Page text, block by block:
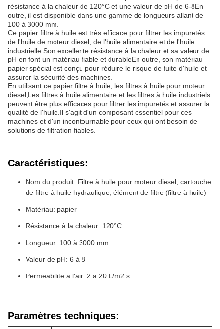
résistance à la chaleur de 120°C et une valeur de pH de 6-8En
outre, il est disponible dans une gamme de longueurs allant de
100 à 3000 mm.
Ce papier filtre à huile est très efficace pour filtrer les impuretés
de l'huile de moteur diesel, de l'huile alimentaire et de l'huile
industrielle.Son excellente résistance à la chaleur et sa valeur de
pH en font un matériau fiable et durableEn outre, son matériau
papier spécial est conçu pour réduire le risque de fuite d'huile et
assurer la sécurité des machines.
En utilisant ce papier filtre à huile, les filtres à huile pour moteur
diesel,Les filtres à huile alimentaire et les filtres à huile industriels
peuvent être plus efficaces pour filtrer les impuretés et assurer la
qualité de l'huile.Il s'agit d'un composant essentiel pour ces
machines et d'un incontournable pour ceux qui ont besoin de
solutions de filtration fiables.
Caractéristiques:
Nom du produit: Filtre à huile pour moteur diesel, cartouche
de filtre à huile hydraulique, élément de filtre (filtre à huile)
Matériau: papier
Résistance à la chaleur: 120°C
Longueur: 100 à 3000 mm
Valeur de pH: 6 à 8
Perméabilité à l'air: 2 à 20 L/m2.s.
Paramètres techniques: